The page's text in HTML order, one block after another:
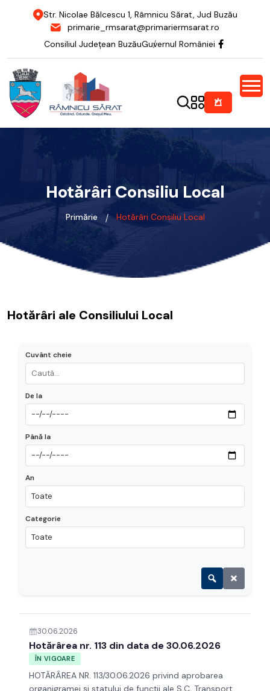
Str. Nicolae Bălcescu 1, Râmnicu Sărat, Jud Buzău
primarie_rmsarat@primariermsarat.ro
Consiliul Județean BuzăuGuvernul României
Hotărâri Consiliu Local
Primărie Hotărâri Consiliu Local
Hotărâri ale Consiliului Local
Cuvânt cheie
De la
Până la
An
Categorie
30.06.2026
Hotărârea nr. 113 din data de 30.06.2026
ÎN VIGOARE
HOTĂRÂREA NR. 113/30.06.2026 privind aprobarea
organigramei şi statului de funcţii ale S.C. Transport